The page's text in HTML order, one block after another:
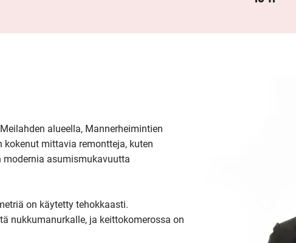
alueella, Mannerheimintien
mittavia remontteja, kuten
modernia asumismukavuutta
on käytetty tehokkaasti.
nukkumanurkalle, ja keittokomerossa on